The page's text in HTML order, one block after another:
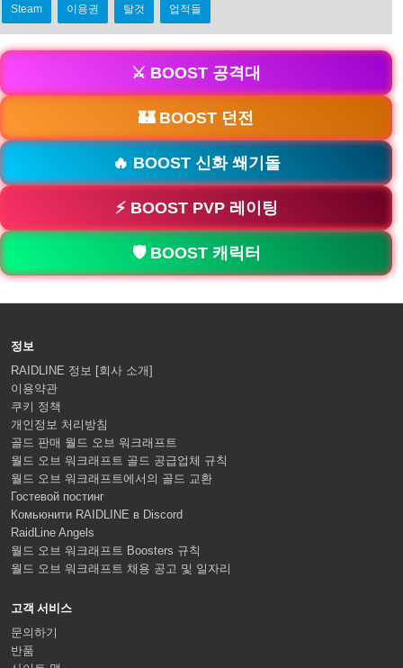
Steam 이용권 탈것 업적들
⚔️ BOOST 공격대
🏰 BOOST 던전
🔥 BOOST 신화 쐐기돌
⚡ BOOST PVP 레이팅
🛡️ BOOST 캐릭터
정보
RAIDLINE 정보 [회사 소개]
이용약관
쿠키 정책
개인정보 처리방침
골드 판매 월드 오브 워크래프트
월드 오브 워크래프트 골드 공급업체 규칙
월드 오브 워크래프트에서의 골드 교환
Гостевой постинг
Комьюнити RAIDLINE в Discord
RaidLine Angels
월드 오브 워크래프트 Boosters 규칙
월드 오브 워크래프트 채용 공고 및 일자리
고객 서비스
문의하기
반품